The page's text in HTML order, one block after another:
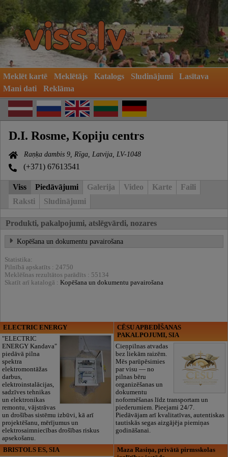
Meklēt kartē Meklētājs Katalogs Sludinājumi
Lasītava
Mani dati
Reklāma
D.I. Rosme, Kopiju centrs
Raņķa dambis 9, Rīga, Latvija, LV-1048
(+371) 67613541
Viss Piedāvājumi Galerija Video Karte
Faili
Raksti
Sludinājumi
Produkti, pakalpojumi, atslēgvārdi, nozares
Kopēšana un dokumentu pavairošana
Statistika:
Pilnībā apskatīts : 24750
Meklēšnas rezultātos parādīts : 55134
Skatīt arī katalogā : Kopēšana un dokumentu pavairošana
ELECTRIC ENERGY
"ELECTRIC
ENERGY Kandava"
piedāvā pilna
spektra
elektromontāžas
darbus,
elektroinstalācijas,
sadzīves tehnikas
un elektronikas
remontu, vājstrāvas
un drošības sistēmu izbūvi, kā arī
projektēšanu, mērījumus un
elektrosaimniecības drošības riskus
apsekošanu.
CĒSU APBEDĪŠANAS
PAKALPOJUMI, SIA
Cieņpilnas atvadas
bez liekām raizēm.
Mēs parūpēsimies
par visu — no
pilnas bēru
organizēšanas un
dokumentu
noformēšanas līdz transportam un
piederumiem. Pieejami 24/7.
Piedāvājam arī kvalitatīvas, autentiskas
tautiskās segas aizgājēja piemiņas
godināšanai.
BRISTOLS ES, SIA
Maza Rasiņa, privātā pirmsskolas